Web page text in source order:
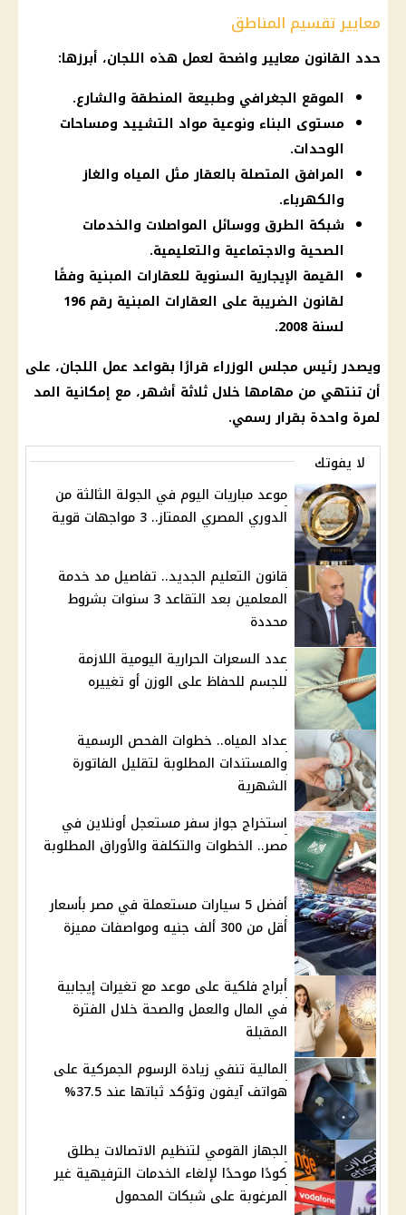
معايير تقسيم المناطق
حدد القانون معايير واضحة لعمل هذه اللجان، أبرزها:
الموقع الجغرافي وطبيعة المنطقة والشارع.
مستوى البناء ونوعية مواد التشييد ومساحات
الوحدات.
المرافق المتصلة بالعقار مثل المياه والغاز
والكهرباء.
شبكة الطرق ووسائل المواصلات والخدمات
الصحية والاجتماعية والتعليمية.
القيمة الإيجارية السنوية للعقارات المبنية وفقًا
لقانون الضريبة على العقارات المبنية رقم 196
لسنة 2008.
ويصدر رئيس مجلس الوزراء قرارًا بقواعد عمل اللجان، على
أن تنتهي من مهامها خلال ثلاثة أشهر، مع إمكانية المد
لمرة واحدة بقرار رسمي.
لا يفوتك
موعد مباريات اليوم في الجولة الثالثة من
الدوري المصري الممتاز.. 3 مواجهات قوية
قانون التعليم الجديد.. تفاصيل مد خدمة
المعلمين بعد التقاعد 3 سنوات بشروط
محددة
عدد السعرات الحرارية اليومية اللازمة
للجسم للحفاظ على الوزن أو تغييره
عداد المياه.. خطوات الفحص الرسمية
والمستندات المطلوبة لتقليل الفاتورة
الشهرية
استخراج جواز سفر مستعجل أونلاين في
مصر.. الخطوات والتكلفة والأوراق المطلوبة
أفضل 5 سيارات مستعملة في مصر بأسعار
أقل من 300 ألف جنيه ومواصفات مميزة
أبراج فلكية على موعد مع تغيرات إيجابية
في المال والعمل والصحة خلال الفترة
المقبلة
المالية تنفي زيادة الرسوم الجمركية على
هواتف آيفون وتؤكد ثباتها عند 37.5%
الجهاز القومي لتنظيم الاتصالات يطلق
كودًا موحدًا لإلغاء الخدمات الترفيهية غير
المرغوبة على شبكات المحمول